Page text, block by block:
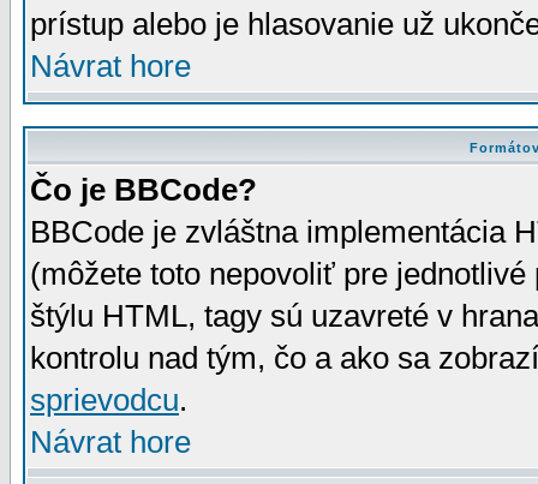
prístup alebo je hlasovanie už
Návrat hore
Čo je BBCode?
BBCode je zvláštna implementácia
(môžete toto nepovoliť pre
štýlu HTML, tagy sú uzavreté v
kontrolu nad tým, čo a ako sa
sprievodcu.
Návrat hore